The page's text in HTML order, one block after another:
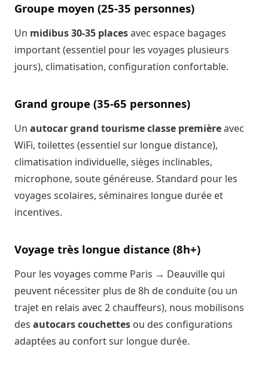
Groupe moyen (25-35 personnes)
Un midibus 30-35 placesavec espace bagages
important (essentiel pour les voyages plusieurs
jours), climatisation, configuration confortable.
Grand groupe (35-65 personnes)
Un autocar grand tourisme classe premièreavec
WiFi, toilettes (essentiel sur longue distance),
climatisation individuelle, sièges inclinables,
microphone, soute généreuse. Standard pour les
voyages scolaires, séminaires longue durée et
incentives.
Voyage très longue distance (8h+)
Pour les voyages comme Paris → Deauville qui
peuvent nécessiter plus de 8h de conduite (ou un
trajet en relais avec 2 chauffeurs), nous mobilisons
des autocars couchettes ou des configurations
adaptées au confort sur longue durée.